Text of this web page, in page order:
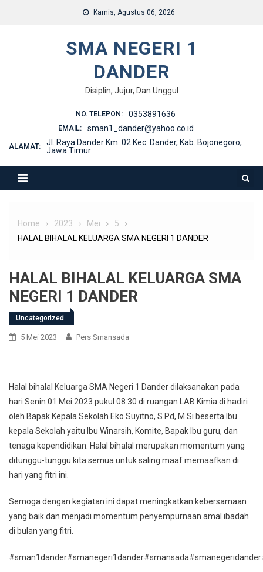
Kamis, Agustus 06, 2026
SMA NEGERI 1
DANDER
Disiplin, Jujur, Dan Unggul
NO. TELEPON: 0353891636
EMAIL: sman1_dander@yahoo.co.id
ALAMAT:
Jl. Raya Dander Km. 02 Kec. Dander, Kab. Bojonegoro,
Jawa Timur
Home 2023 Mei
5
HALAL BIHALAL KELUARGA SMA NEGERI 1 DANDER
HALAL BIHALAL KELUARGA SMA
NEGERI 1 DANDER
Uncategorized
5 Mei 2023 Pers Smansada
Halal bihalal Keluarga SMA Negeri 1 Dander dilaksanakan pada
hari Senin 01 Mei 2023 pukul 08.30 di ruangan LAB Kimia di hadiri
oleh Bapak Kepala Sekolah Eko Suyitno, S.Pd, M.Si beserta Ibu
kepala Sekolah yaitu Ibu Winarsih, Komite, Bapak Ibu guru, dan
tenaga kependidikan. Halal bihalal merupakan momentum yang
ditunggu-tunggu kita semua untuk saling maaf memaafkan di
hari yang fitri ini.
Semoga dengan kegiatan ini dapat meningkatkan kebersamaan
yang baik dan menjadi momentum penyempurnaan amal ibadah
di bulan yang fitri.